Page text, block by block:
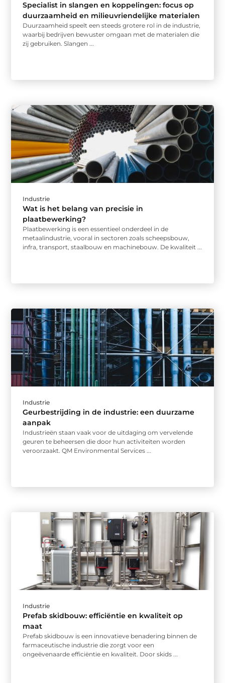
Specialist in slangen en koppelingen: focus op
duurzaamheid en milieuvriendelijke materialen
Duurzaamheid speelt een steeds grotere rol in de industrie,
waarbij bedrijven bewuster omgaan met de materialen die
zij gebruiken. Slangen ...
Industrie
Wat is het belang van precisie in
plaatbewerking?
Plaatbewerking is een essentieel onderdeel in de
metaalindustrie, vooral in sectoren zoals scheepsbouw,
infra, transport, staalbouw en machinebouw. De kwaliteit ...
Industrie
Geurbestrijding in de industrie: een duurzame
aanpak
Industrieën staan vaak voor de uitdaging om vervelende
geuren te beheersen die door hun activiteiten worden
veroorzaakt. QM Environmental Services ...
Industrie
Prefab skidbouw: efficiëntie en kwaliteit op
maat
Prefab skidbouw is een innovatieve benadering binnen de
farmaceutische industrie die zorgt voor een
ongeëvenaarde efficiëntie en kwaliteit. Door skids ...